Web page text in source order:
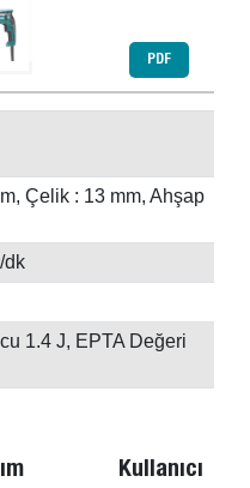
PDF
Çelik : 13 mm, Ahşap
dk
1.4 J, EPTA Değeri
Kullanıcı